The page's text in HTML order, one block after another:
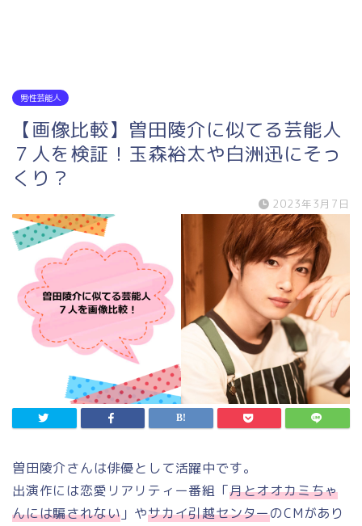
男性芸能人
【画像比較】曽田陵介に似てる芸能人
７人を検証！玉森裕太や白洲迅にそっ
くり？
2023年3月7日
曽田陵介さんは俳優として活躍中です。
出演作には恋愛リアリティー番組「月とオオカミちゃ
んには騙されない 」やサカイ引越センターのCMがあり